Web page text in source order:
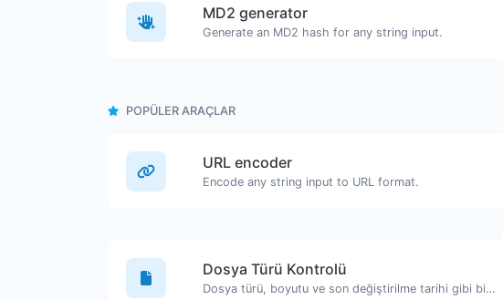
MD2 generator
Generate an MD2 hash for any string input.
POPÜLER ARAÇLAR
URL encoder
Encode any string input to URL format.
Dosya Türü Kontrolü
Dosya türü, boyutu ve son değiştirilme tarihi gibi bilgileri görüntüleyin.